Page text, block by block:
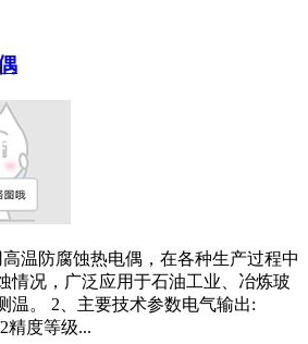
温防腐蚀热电偶，在各种生产过程中
情况，广泛应用于石油工业、冶炼玻
温。 2、主要技术参数电气输出:
精度等级...